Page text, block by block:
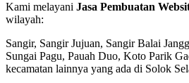
Kami melayani Jasa Pembuatan
wilayah:
Sangir, Sangir Jujuan, Sangir Balai
Sungai Pagu, Pauah Duo, Koto Parik
kecamatan lainnya yang ada di Solok